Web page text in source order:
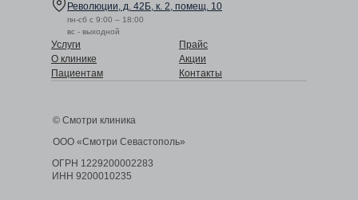
Революции, д. 42Б, к. 2, помещ. 10
пн-сб с 9:00 – 18:00
вс - выходной
Услуги
Прайс
О клинике
Акции
Пациентам
Контакты
ООО «Смотри Севастополь»
© Смотри клиника
ОГРН 1229200002283
ИНН 9200010235